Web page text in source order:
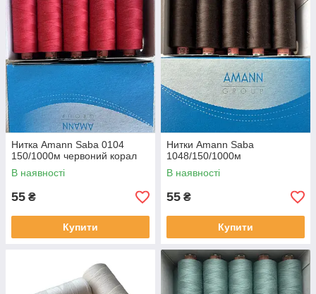
Нитка Amann Saba 0104
150/1000м червоний корал
В наявності
55 ₴
Купити
Нитки Amann Saba
1048/150/1000м
В наявності
55 ₴
Купити